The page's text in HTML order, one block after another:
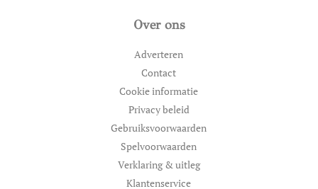
Over ons
Adverteren
Contact
Cookie informatie
Privacy beleid
Gebruiksvoorwaarden
Spelvoorwaarden
Verklaring & uitleg
Klantenservice